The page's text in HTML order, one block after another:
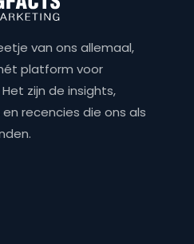
van ons allemaal,
platform voor
zijn de insights,
recencies die ons als